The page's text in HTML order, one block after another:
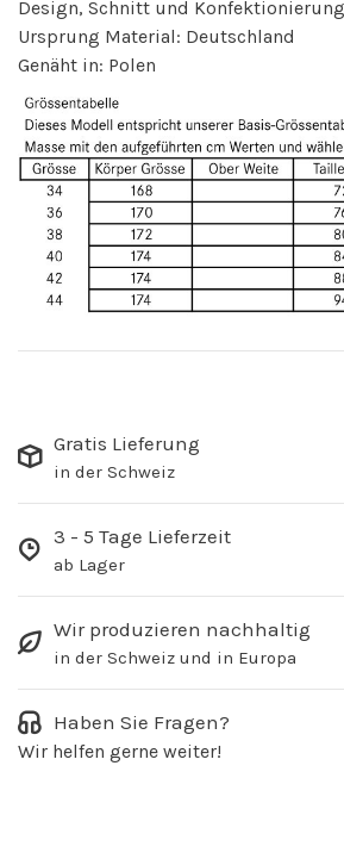
Design, Schnitt und
Ursprung Material: Deutschland
Genäht in: Polen
Gratis Lieferung
in der Schweiz
3 - 5 Tage Lieferzeit
ab Lager
Wir produzieren nachhaltig
in der Schweiz und in Europa
Haben Sie Fragen?
Wir helfen gerne weiter!